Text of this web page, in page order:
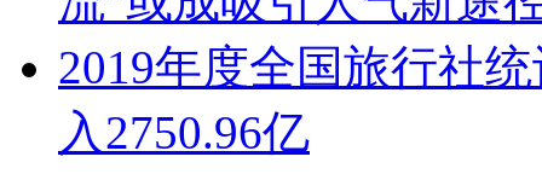
2019年度全国旅行社
入2750.96亿